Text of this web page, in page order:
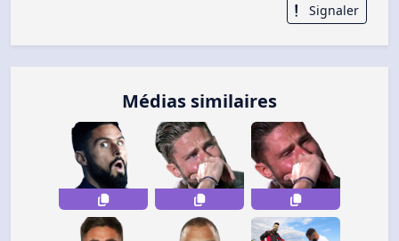
Signaler
Médias similaires